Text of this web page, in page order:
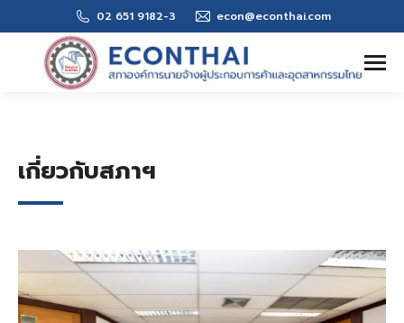
02 651 9182-3 econ@econthai.com
Search:
เกี่ยวกับสภาฯ